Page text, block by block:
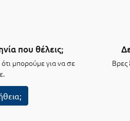
που θέλεις;
μπορούμε για να σε
Βρες